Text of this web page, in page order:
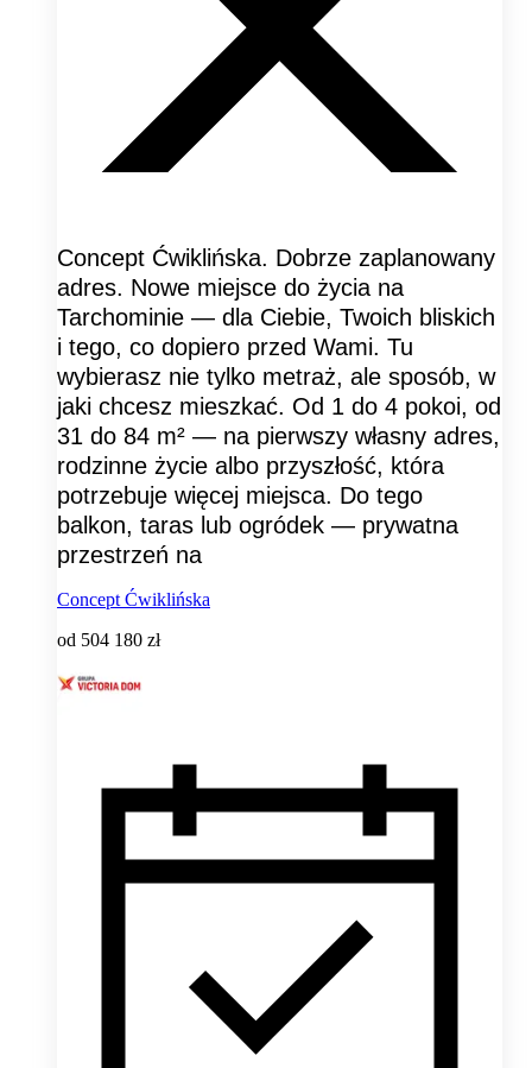
Concept Ćwiklińska. Dobrze zaplanowany
adres. Nowe miejsce do życia na
Tarchominie — dla Ciebie, Twoich bliskich
i tego, co dopiero przed Wami. Tu
wybierasz nie tylko metraż, ale sposób, w
jaki chcesz mieszkać. Od 1 do 4 pokoi, od
31 do 84 m² — na pierwszy własny adres,
rodzinne życie albo przyszłość, która
potrzebuje więcej miejsca. Do tego
balkon, taras lub ogródek — prywatna
przestrzeń na
Concept Ćwiklińska
od 504 180 zł